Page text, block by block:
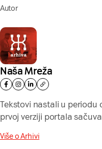
Autor
Naša Mreža
Tekstovi nastali u periodu
prvoj verziji portala
Više o Arhivi